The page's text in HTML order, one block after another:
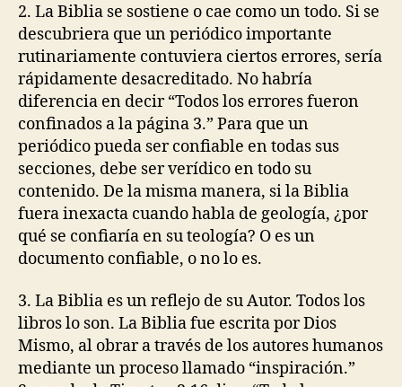
2. La Biblia se sostiene o cae como un todo. Si se
descubriera que un periódico importante
rutinariamente contuviera ciertos errores, sería
rápidamente desacreditado. No habría
diferencia en decir “Todos los errores fueron
confinados a la página 3.” Para que un
periódico pueda ser confiable en todas sus
secciones, debe ser verídico en todo su
contenido. De la misma manera, si la Biblia
fuera inexacta cuando habla de geología, ¿por
qué se confiaría en su teología? O es un
documento confiable, o no lo es.
3. La Biblia es un reflejo de su Autor. Todos los
libros lo son. La Biblia fue escrita por Dios
Mismo, al obrar a través de los autores humanos
mediante un proceso llamado “inspiración.”